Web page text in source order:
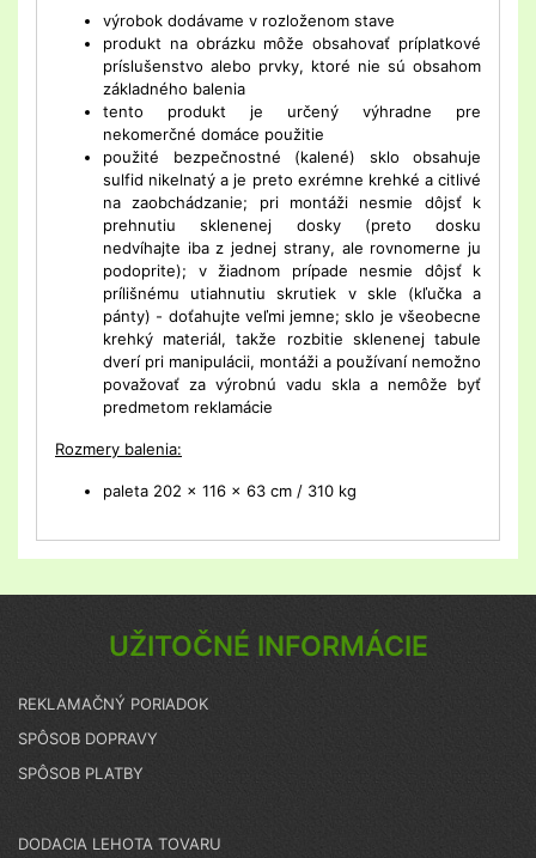
výrobok dodávame v rozloženom stave
produkt na obrázku môže obsahovať príplatkové
príslušenstvo alebo prvky, ktoré nie sú obsahom
základného balenia
tento produkt je určený výhradne pre
nekomerčné domáce použitie
použité bezpečnostné (kalené) sklo obsahuje
sulfid nikelnatý a je preto exrémne krehké a citlivé
na zaobchádzanie; pri montáži nesmie dôjsť k
prehnutiu sklenenej dosky (preto dosku
nedvíhajte iba z jednej strany, ale rovnomerne ju
podoprite); v žiadnom prípade nesmie dôjsť k
prílišnému utiahnutiu skrutiek v skle (kľučka a
pánty) - doťahujte veľmi jemne; sklo je všeobecne
krehký materiál, takže rozbitie sklenenej tabule
dverí pri manipulácii, montáži a používaní nemožno
považovať za výrobnú vadu skla a nemôže byť
predmetom reklamácie
Rozmery balenia:
paleta 202 x 116 x 63 cm / 310 kg
UŽITOČNÉ INFORMÁCIE
REKLAMAČNÝ PORIADOK
SPÔSOB DOPRAVY
SPÔSOB PLATBY
DODACIA LEHOTA TOVARU